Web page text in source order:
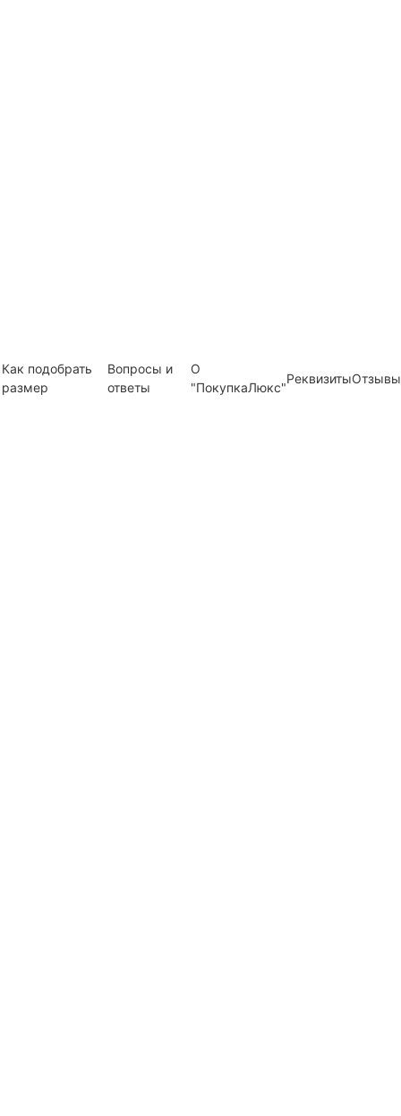
Как подобрать
размер
Вопросы и
ответы
О
"ПокупкаЛюкс"
РеквизитыОтзывы